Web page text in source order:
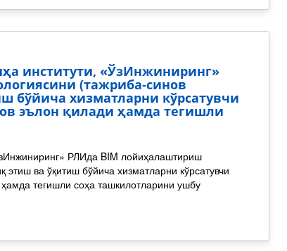
институти, «ЎзИнжиниринг»
(тажриба-синов
бўйича хизматларни кўрсатувчи
эълон қилади ҳамда тегишли
РЛИда BIM лойиҳалаштириш
ва ўқитиш бўйича хизматларни кўрсатувчи
тегишли соҳа ташкилотларини ушбу